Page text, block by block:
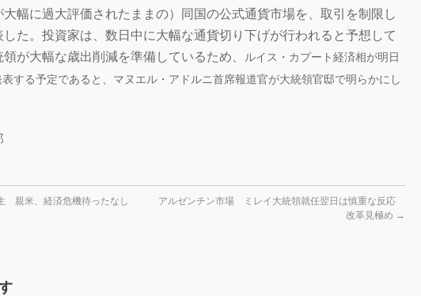
大幅に過大評価されたままの）同国の公式通貨市場を、取引を制限し
た。投資家は、数日中に大幅な通貨切り下げが行われると予想して
が大幅な歳出削減を準備しているため、
ルイス・カプート経済相が明日
する予定であると、マヌエル・アドルニ首席報道官が大統領官邸で明らかにし
親米、経済危機待ったなし
アルゼンチン市場 ミレイ大統領就任翌日は慎重な反応
改革見極め →